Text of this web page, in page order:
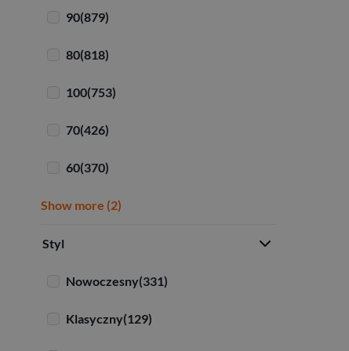
90(879)
80(818)
100(753)
70(426)
60(370)
Show more (2)
Styl
Nowoczesny(331)
Klasyczny(129)